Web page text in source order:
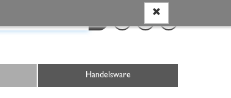
Handelsware